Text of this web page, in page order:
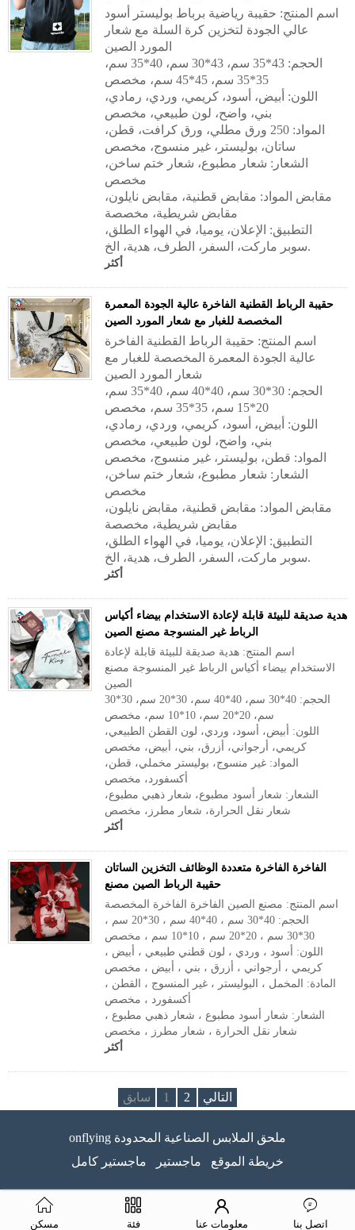
اسم المنتج: حقيبة رياضية برباط بوليستر أسود
عالي الجودة لتخزين كرة السلة مع شعار
المورد الصين
الحجم: 43*35 سم، 43*30 سم، 40*35 سم،
35*35 سم، 45*45 سم، مخصص
اللون: أبيض، أسود، كريمي، وردي، رمادي،
بني، واضح، لون طبيعي، مخصص
المواد: 250 ورق مطلي، ورق كرافت، قطن،
ساتان، بوليستر، غير منسوج، مخصص
الشعار: شعار مطبوع، شعار ختم ساخن،
مخصص
مقابض المواد: مقابض قطنية، مقابض نايلون،
مقابض شريطية، مخصصة
التطبيق: الإعلان، يوميا، في الهواء الطلق،
سوبر ماركت، السفر، الطرف، هدية، الخ.
أكثر
حقيبة الرباط القطنية الفاخرة عالية الجودة المعمرة
المخصصة للغبار مع شعار المورد الصين
اسم المنتج: حقيبة الرباط القطنية الفاخرة
عالية الجودة المعمرة المخصصة للغبار مع
شعار المورد الصين
الحجم: 30*30 سم، 40*40 سم، 40*35 سم،
20*15 سم، 35*35 سم، مخصص
اللون: أبيض، أسود، كريمي، وردي، رمادي،
بني، واضح، لون طبيعي، مخصص
المواد: قطن، بوليستر، غير منسوج، مخصص
الشعار: شعار مطبوع، شعار ختم ساخن،
مخصص
مقابض المواد: مقابض قطنية، مقابض نايلون،
مقابض شريطية، مخصصة
التطبيق: الإعلان، يوميا، في الهواء الطلق،
سوبر ماركت، السفر، الطرف، هدية، الخ.
أكثر
هدية صديقة للبيئة قابلة لإعادة الاستخدام بيضاء أكياس
الرباط غير المنسوجة مصنع الصين
اسم المنتج: هدية صديقة للبيئة قابلة لإعادة
الاستخدام بيضاء أكياس الرباط غير المنسوجة مصنع
الصين
الحجم: 40*30 سم، 40*40 سم، 30*20 سم، 30*30
سم، 20*20 سم، 10*10 سم، مخصص
اللون: أبيض، أسود، وردي، لون القطن الطبيعي،
كريمي، أرجواني، أزرق، بني، أبيض، مخصص
المواد: غير منسوج، بوليستر مخملي، قطن،
أكسفورد، مخصص
الشعار: شعار أسود مطبوع، شعار ذهبي مطبوع،
شعار نقل الحرارة، شعار مطرز، مخصص
أكثر
الفاخرة الفاخرة متعددة الوظائف التخزين الساتان
حقيبة الرباط الصين مصنع
اسم المنتج: مصنع الصين الفاخرة الفاخرة المخصصة
الحجم: 40*30 سم ، 40*40 سم ، 30*20 سم ،
30*30 سم ، 20*20 سم ، 10*10 سم ، مخصص
اللون: أسود ، وردي ، لون قطني طبيعي ، أبيض ،
كريمي ، أرجواني ، أزرق ، بني ، أبيض ، مخصص
المادة: المخمل ، البوليستر ، غير المنسوج ، القطن ،
أكسفورد ، مخصص
الشعار: شعار أسود مطبوع ، شعار ذهبي مطبوع ،
شعار نقل الحرارة ، شعار مطرز ، مخصص
أكثر
سابق 1 2 التالي
onflying ملحق الملابس الصناعية المحدودة
خريطة الموقع
ماجستير ماجستير كامل
مسكن فئة معلومات عنا اتصل بنا